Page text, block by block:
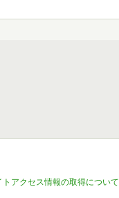
トアクセス情報の取得について